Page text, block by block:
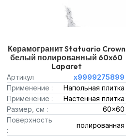
Керамогранит Statuario Crown
белый полированный 60x60
Laparet
Артикул
х9999275899
Применение :
Напольная плитка
Применение :
Настенная плитка
Размер, см :
60x60
Поверхность
:
полированная